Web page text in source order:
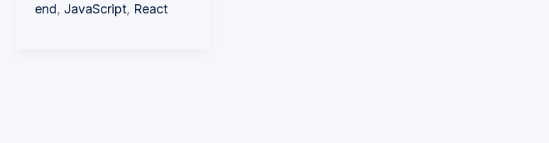
end, JavaScript, React